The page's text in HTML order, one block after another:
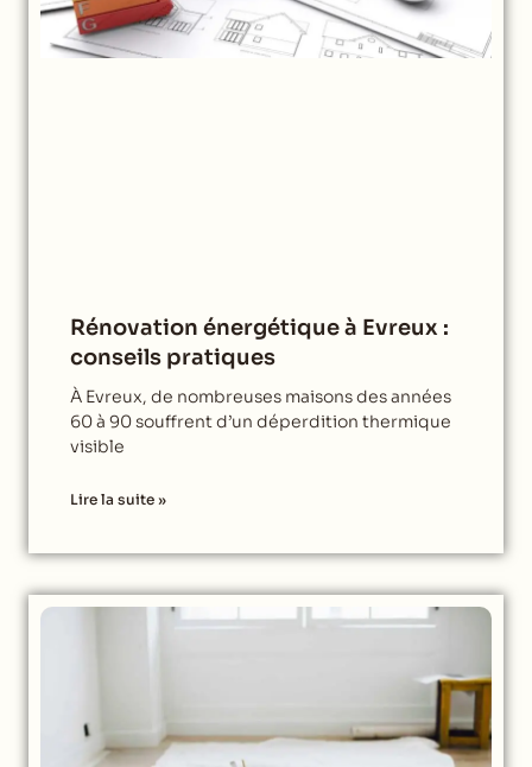
Rénovation énergétique à Evreux :
conseils pratiques
À Evreux, de nombreuses maisons des années
60 à 90 souffrent d’un déperdition thermique
visible
Lire la suite »